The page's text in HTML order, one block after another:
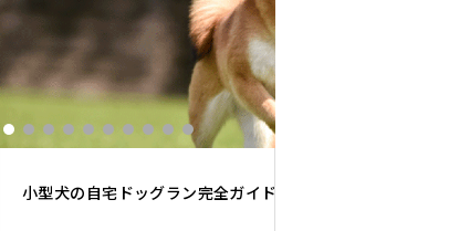
小型犬の自宅ドッグラン完全ガイド｜必要面積・フェンス